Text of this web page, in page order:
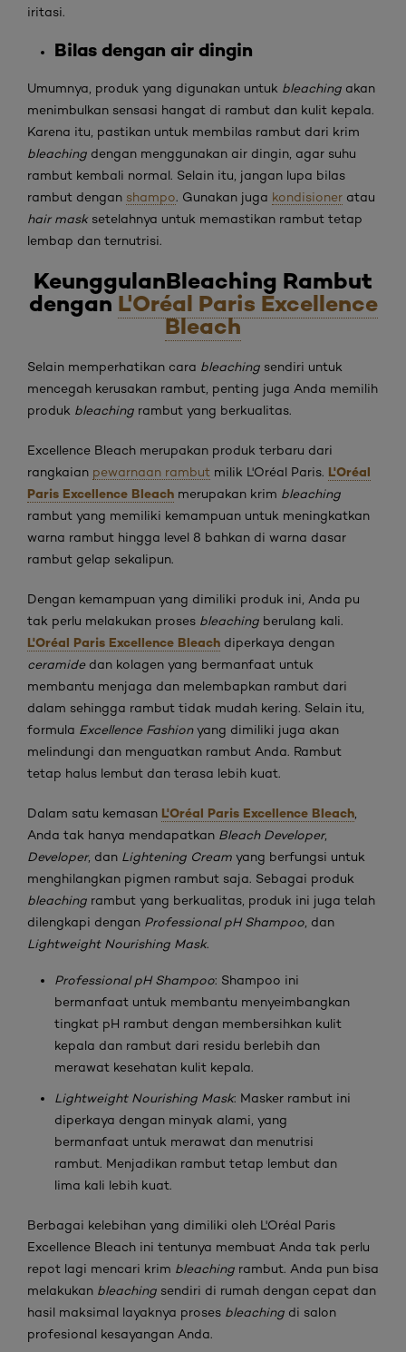
iritasi.
Bilas dengan air dingin
Umumnya, produk yang digunakan untuk bleaching akan
menimbulkan sensasi hangat di rambut dan kulit kepala.
Karena itu, pastikan untuk membilas rambut dari krim
bleaching dengan menggunakan air dingin, agar suhu
rambut kembali normal. Selain itu, jangan lupa bilas
rambut dengan shampo. Gunakan juga kondisioner atau
hair masksetelahnya untuk memastikan rambut tetap
lembap dan ternutrisi.
KeunggulanBleaching Rambut
denganL'Oréal Paris Excellence
Bleach
Selain memperhatikan cara bleaching sendiri untuk
mencegah kerusakan rambut, penting juga Anda memilih
produk bleaching rambut yang berkualitas.
Excellence Bleach merupakan produk terbaru dari
rangkaian pewarnaan rambut milik L'Oréal Paris. L'Oréal
Paris Excellence Bleach merupakan krim bleaching
rambut yang memiliki kemampuan untuk meningkatkan
warna rambut hingga level 8 bahkan di warna dasar
rambut gelap sekalipun.
Dengan kemampuan yang dimiliki produk ini, Anda pu
tak perlu melakukan proses bleaching berulang kali.
L'Oréal Paris Excellence Bleach diperkaya dengan
ceramidedan kolagen yang bermanfaat untuk
membantu menjaga dan melembapkan rambut dari
dalam sehingga rambut tidak mudah kering. Selain itu,
formula Excellence Fashionyang dimiliki juga akan
melindungi dan menguatkan rambut Anda. Rambut
tetap halus lembut dan terasa lebih kuat.
Dalam satu kemasan L'Oréal Paris Excellence Bleach
Anda tak hanya mendapatkan Bleach Developer,
Developer, dan Lightening Cream yang berfungsi untuk
menghilangkan pigmen rambut saja. Sebagai produk
bleaching rambut yang berkualitas, produk ini juga telah
dilengkapi dengan Professional pH Shampoo , dan
Lightweight Nourishing Mask.
Professional pH Shampoo: Shampoo ini
bermanfaat untuk membantu menyeimbangkan
tingkat pH rambut dengan membersihkan kulit
kepala dan rambut dari residu berlebih dan
merawat kesehatan kulit kepala.
Lightweight Nourishing Mask: Masker rambut ini
diperkaya dengan minyak alami, yang
bermanfaat untuk merawat dan menutrisi
rambut. Menjadikan rambut tetap lembut dan
lima kali lebih kuat.
Berbagai kelebihan yang dimiliki oleh L'Oréal Paris
Excellence Bleach ini tentunya membuat Anda tak perlu
repot lagi mencari krim bleaching rambut. Anda pun bisa
melakukan bleaching sendiri di rumah dengan cepat dan
hasil maksimal layaknya proses bleaching di salon
profesional kesayangan Anda.